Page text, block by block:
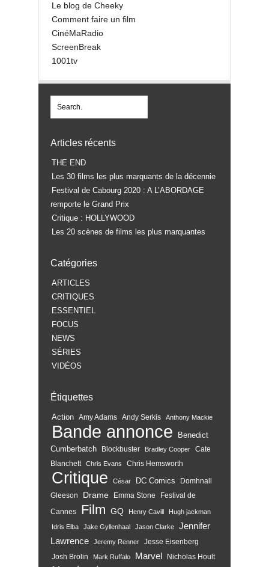
Le blog de Cheeky
Comment faire un film
CinéMaRadio
ScreenBreak
1001tv
Articles récents
THE END
Les 30 films les plus marquants de la décennie
Festival de Cabourg 2020 : A L’ABORDAGE
remporte le Grand Prix
Critique : HOLLYWOOD
Les 20 scènes de films les plus marquantes
Catégories
ARTICLES
CRITIQUES
ESSENTIEL
FOCUS
NEWS
SÉRIES
VIDÉOS
Étiquettes
Action Amy Adams Andy Serkis Anthony Mackie
Bande annonce
Benedict
Cumberbatch
Blockbuster Bradley Cooper
Cate
Blanchett
Chris Evans Chris Hemsworth
Critique César DC Comics
Domhnall
Gleeson
Drame Emma Stone
Festival de
Cannes
Film GQ Henry Cavill Hugh jackman
Idris Elba Jake Gyllenhaal Jason Clarke
Jennifer
Lawrence
Jeremy Renner
Jesse Eisenberg
Josh Brolin
Mark Ruffalo Marvel Nicholas Hoult